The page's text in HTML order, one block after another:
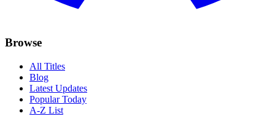
Browse
All Titles
Blog
Latest Updates
Popular Today
A-Z List